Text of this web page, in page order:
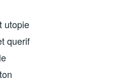
utopie
querif